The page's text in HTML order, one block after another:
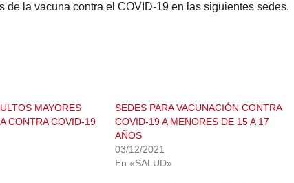
la vacuna contra el COVID-19 en las siguientes sedes.
MAYORES
CONTRA COVID-19
SEDES PARA VACUNACIÓN CONTRA
COVID-19 A MENORES DE 15 A 17
AÑOS
03/12/2021
En «SALUD»